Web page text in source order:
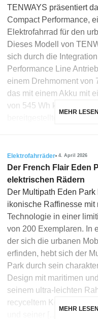
TENWAYS präsentiert
Compact Performance,
Elektrofahrrad für den
Dieses Modell von
sich durch die
Performance Line
einem Drehmoment von
das mit einem Akku mit
von 545 Wh kombiniert
MEHR LESEN
Elektrofahrräder 4. April 2026
Der French Flair Eden
elektrischen Rädern
Der Multipath Eden Park
ikonische Raffinesse mit
Technologie in einer
von 200 Exemplaren. In
der sich die urbanen
erfinden, hebt sich der
Park durch sein
Design mit maritimen
seinem ultra-leichten
recyceltem Kohlenstoff
MEHR LESEN